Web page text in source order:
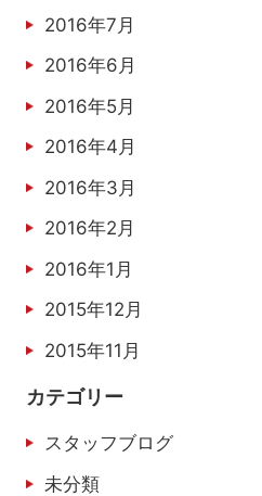
2016年7月
2016年6月
2016年5月
2016年4月
2016年3月
2016年2月
2016年1月
2015年12月
2015年11月
カテゴリー
スタッフブログ
未分類